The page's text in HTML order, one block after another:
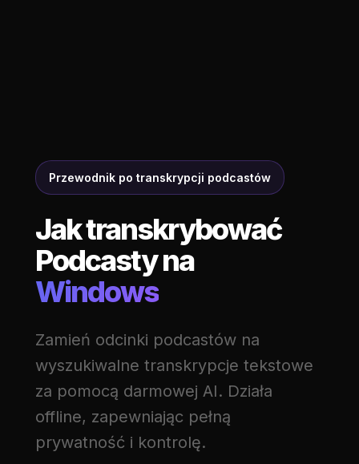
Przewodnik po transkrypcji podcastów
Jak transkrybować
Podcasty na
Windows
Zamień odcinki podcastów na
wyszukiwalne transkrypcje tekstowe
za pomocą darmowej AI. Działa
offline, zapewniając pełną
prywatność i kontrolę.